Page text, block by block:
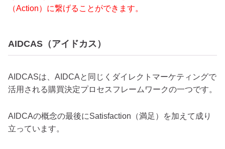
（Action）に繋げることができます。
AIDCAS（アイドカス）
AIDCASは、AIDCAと同じくダイレクトマーケティングで
活用される購買決定プロセスフレームワークの一つです。
AIDCAの概念の最後にSatisfaction（満足）を加えて成り
立っています。